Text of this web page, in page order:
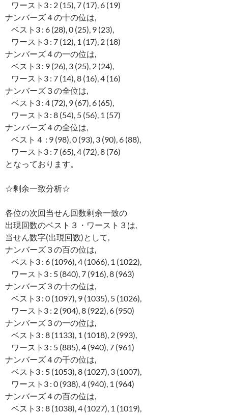
ワースト3 : 2 (15), 7 (17), 6 (19)
ナンバーズ４の十の位は,
ベスト3 : 6 (28), 0 (25), 9 (23),
ワースト3 : 7 (12), 1 (17), 2 (18)
ナンバーズ４の一の位は,
ベスト3 : 9 (26), 3 (25), 2 (24),
ワースト3 : 7 (14), 8 (16), 4 (16)
ナンバーズ３の全位は,
ベスト3 : 4 (72), 9 (67), 6 (65),
ワースト3 : 8 (54), 5 (56), 1 (57)
ナンバーズ４の全位は,
ベスト４ : 9 (98), 0 (93), 3 (90), 6 (88),
ワースト3 : 7 (65), 4 (72), 8 (76)
となっております。
☆剰余一致分析☆
各位の次回当せん回数剰余一致の
出現回数のベスト３・ワースト３は,
当せん数字(出現回数)として,
ナンバーズ３の百の位は,
ベスト3 : 6 (1096), 4 (1066), 1 (1022),
ワースト3 : 5 (840), 7 (916), 8 (963)
ナンバーズ３の十の位は,
ベスト3 : 0 (1097), 9 (1035), 5 (1026),
ワースト3 : 2 (904), 8 (922), 6 (950)
ナンバーズ３の一の位は,
ベスト3 : 8 (1133), 1 (1018), 2 (993),
ワースト3 : 5 (885), 4 (940), 7 (961)
ナンバーズ４の千の位は,
ベスト3 : 5 (1053), 8 (1027), 3 (1007),
ワースト3 : 0 (938), 4 (940), 1 (964)
ナンバーズ４の百の位は,
ベスト3 : 8 (1038), 4 (1027), 1 (1019),